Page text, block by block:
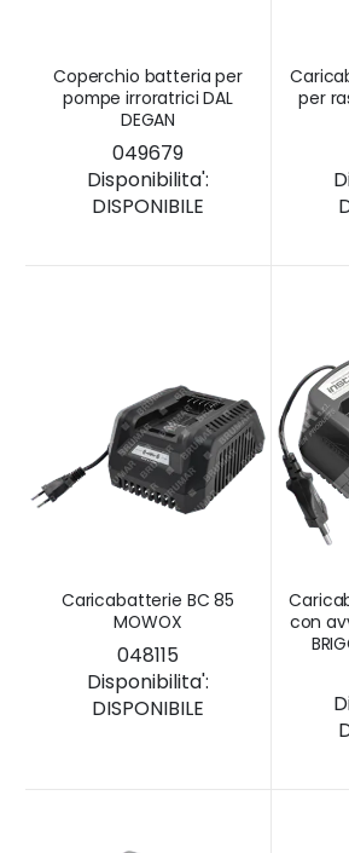
Coperchio batteria per
pompe irroratrici DAL
DEGAN
049679
Disponibilita':
DISPONIBILE
per
Caricabatterie BC 85
MOWOX
048115
Disponibilita':
DISPONIBILE
con